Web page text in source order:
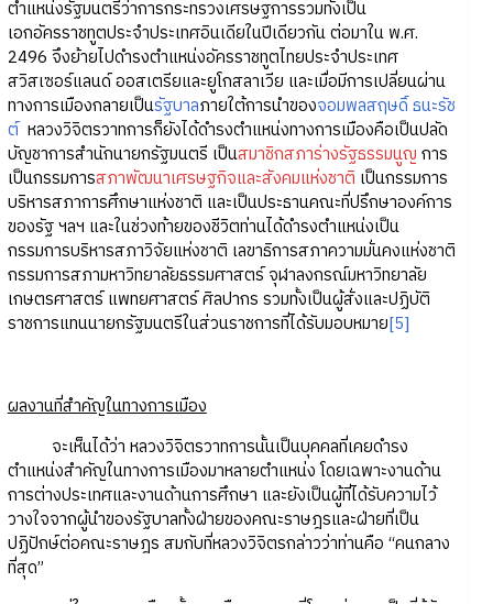
ตำแหน่งรัฐมนตรีว่าการกระทรวงเศรษฐการรวมทั้งเป็น
เอกอัครราชทูตประจำประเทศอินเดียในปีเดียวกัน ต่อมาใน พ.ศ.
2496 จึงย้ายไปดำรงตำแหน่งอัครราชทูตไทยประจำประเทศ
สวิสเซอร์แลนด์ ออสเตรียและยูโกสลาเวีย และเมื่อมีการเปลี่ยนผ่าน
ทางการเมืองกลายเป็นรัฐบาลภายใต้การนำของจอมพลสฤษดิ์ ธนะรัช
ต์ หลวงวิจิตรวาทการก็ยังได้ดำรงตำแหน่งทางการเมืองคือเป็นปลัด
บัญชาการสำนักนายกรัฐมนตรี เป็นสมาชิกสภาร่างรัฐธรรมนูญ การ
เป็นกรรมการสภาพัฒนาเศรษฐกิจและสังคมแห่งชาติ เป็นกรรมการ
บริหารสภาการศึกษาแห่งชาติ และเป็นประธานคณะที่ปรึกษาองค์การ
ของรัฐ ฯลฯ และในช่วงท้ายของชีวิตท่านได้ดำรงตำแหน่งเป็น
กรรมการบริหารสภาวิจัยแห่งชาติ เลขาธิการสภาความมั่นคงแห่งชาติ
กรรมการสภามหาวิทยาลัยธรรมศาสตร์ จุฬาลงกรณ์มหาวิทยาลัย
เกษตรศาสตร์ แพทยศาสตร์ ศิลปากร รวมทั้งเป็นผู้สั่งและปฏิบัติ
ราชการแทนนายกรัฐมนตรีในส่วนราชการที่ได้รับมอบหมาย[5]
ผลงานที่สำคัญในทางการเมือง
จะเห็นได้ว่า หลวงวิจิตรวาทการนั้นเป็นบุคคลที่เคยดำรง
ตำแหน่งสำคัญในทางการเมืองมาหลายตำแหน่ง โดยเฉพาะงานด้าน
การต่างประเทศและงานด้านการศึกษา และยังเป็นผู้ที่ได้รับความไว้
วางใจจากผู้นำของรัฐบาลทั้งฝ่ายของคณะราษฎรและฝ่ายที่เป็น
ปฏิปักษ์ต่อคณะราษฎร สมกับที่หลวงวิจิตรกล่าวว่าท่านคือ “คนกลาง
ที่สุด”